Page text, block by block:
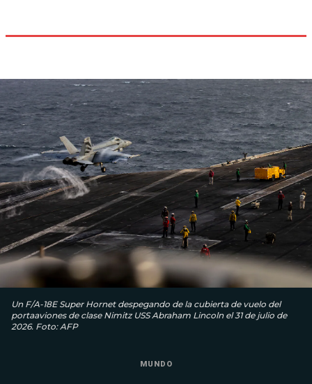
Un F/A-18E Super Hornet despegando de la cubierta de vuelo del
portaaviones de clase Nimitz USS Abraham Lincoln el 31 de julio de
2026. Foto: AFP
MUNDO